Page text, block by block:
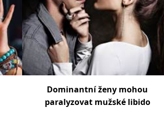
Dominantní ženy mohou
paralyzovat mužské libido